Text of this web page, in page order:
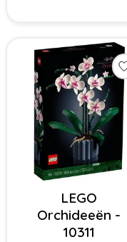
LEGO
Orchideeën -
10311